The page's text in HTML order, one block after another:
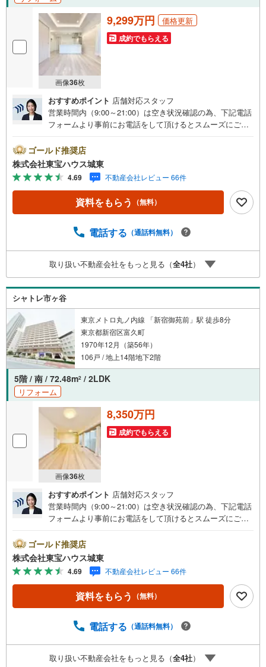
画像36枚
9,299万円 価格更新
成約でもらえる
おすすめポイント 店舗対応スタッフ
営業時間内（9:00～21:00）は空き状況確認の為、下記電話
フォームより事前にお電話をして頂けるとスムーズにご案
カレンダーの作成▽ご購入後もお客様の人生のパートナー
として暮らしの「安心」を守り続けます。【Yahoo！ 不動
産キャンペーン対象店舗】当店で物件を成約するとPayPay
ボーナスライトがもらえる「Yahoo！ 不動産 物件ご成約キ
ャンペーン」の対象になります。「資料をもらう」「見学
予約をする」ボタンからお問い合わせください。※必ずYah
スライトは出金と譲渡はできません。ご案内・詳細な資料
時受け付けております！■頭金0円からのご購入可能です■
（諸費用もOK）お気軽にお問い合わせください。
ゴールド推奨店
株式会社東宝ハウス城東
4.69 不動産会社レビュー 66件
資料をもらう （無料）
電話する （通話料無料）
取り扱い不動産会社をもっと見る（全4社）
シャトレ市ヶ谷
東京メトロ丸ノ内線 「新宿御苑前」駅 徒歩8分
東京都新宿区富久町
1970年12月（築56年）
106戸 / 地上14階地下2階
5階 / 南 / 72.48m2 / 2LDK
リフォーム
画像36枚
8,350万円
成約でもらえる
おすすめポイント 店舗対応スタッフ
営業時間内（9:00～21:00）は空き状況確認の為、下記電話
フォームより事前にお電話をして頂けるとスムーズにご案
カレンダーの作成▽ご購入後もお客様の人生のパートナー
として暮らしの「安心」を守り続けます。【Yahoo！ 不動
産キャンペーン対象店舗】当店で物件を成約するとPayPay
ボーナスライトがもらえる「Yahoo！ 不動産 物件ご成約キ
ャンペーン」の対象になります。「資料をもらう」「見学
予約をする」ボタンからお問い合わせください。※必ずYah
スライトは出金と譲渡はできません。ご案内・詳細な資料
時受け付けております！■頭金0円からのご購入可能です■
（諸費用もOK）お気軽にお問い合わせください。
ゴールド推奨店
株式会社東宝ハウス城東
4.69 不動産会社レビュー 66件
資料をもらう （無料）
電話する （通話料無料）
取り扱い不動産会社をもっと見る（全4社）